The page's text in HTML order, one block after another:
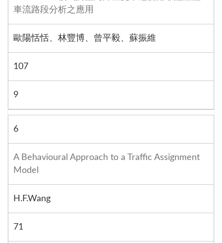
車流路段分析之應用
歐陽恬恬、林豐博、曾平毅、蘇振維
107
9
6
A Behavioural Approach to a Traffic Assignment
Model
H.F.Wang
71